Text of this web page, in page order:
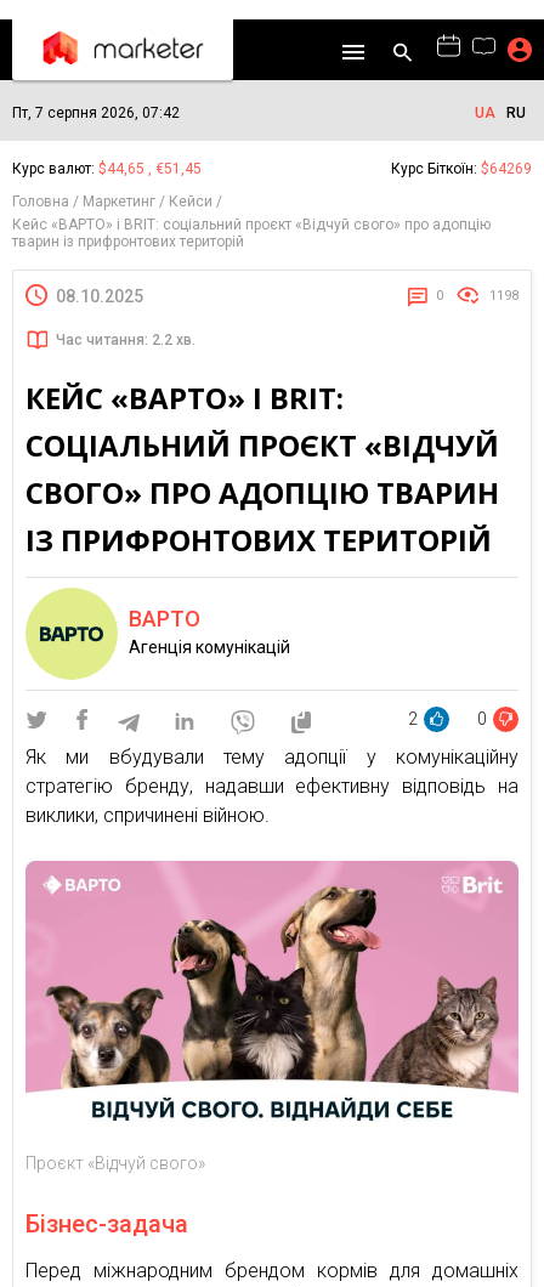
Пт, 7 серпня 2026, 07:42 UA RU
Курс валют: $44,65 , €51,45 Курс Біткоїн: $64269
Головна
Маркетинг
Кейси
Кейс «ВАРТО» і BRIT: соціальний проєкт «Відчуй свого» про адопцію
тварин із прифронтових територій
08.10.2025 0 1198
Час читання: 2.2 хв.
КЕЙС «ВАРТО» І BRIT:
СОЦІАЛЬНИЙ ПРОЄКТ «ВІДЧУЙ
СВОГО» ПРО АДОПЦІЮ ТВАРИН
ІЗ ПРИФРОНТОВИХ ТЕРИТОРІЙ
ВАРТО
Агенція комунікацій
2 0
Як ми вбудували тему адопції у комунікаційну
стратегію бренду, надавши ефективну відповідь на
виклики, спричинені війною.
Проєкт «Відчуй свого»
Бізнес-задача
Перед міжнародним брендом кормів для домашніх